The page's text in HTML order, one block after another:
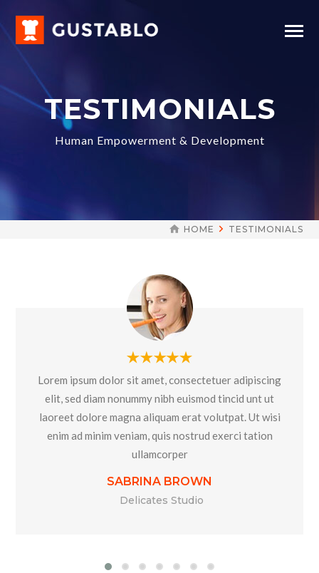
TESTIMONIALS
Human Empowerment & Development
HOME TESTIMONIALS
Lorem ipsum dolor sit amet, consectetuer adipiscing
elit, sed diam nonummy nibh euismod tincid unt ut
laoreet dolore magna aliquam erat volutpat. Ut wisi
enim ad minim veniam, quis nostrud exerci tation
ullamcorper
SABRINA BROWN
Delicates Studio